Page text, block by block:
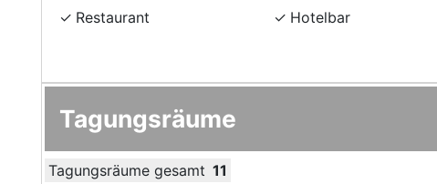
Restaurant Hotelbar
Tagungsräume
Tagungsräume gesamt 11